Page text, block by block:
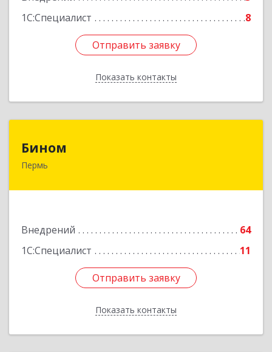
1С:Специалист
8
Отправить заявку
Показать контакты
Отправить заявку
Назад
Бином
Пермь
Внедрений
64
1С:Специалист
11
Отправить заявку
Показать контакты
614000, Пермский край, Пермь г, Куйбышева
Отправить заявку
Назад